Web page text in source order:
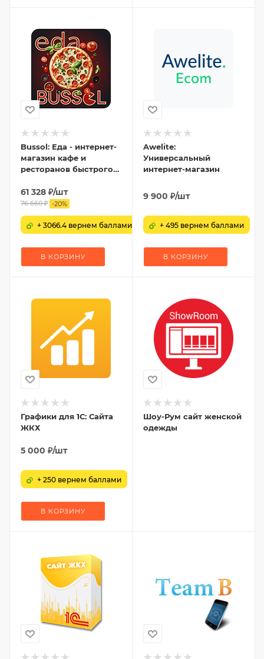
Bussol: Еда - интернет-
магазин кафе и
ресторанов быстрого
61 328 ₽/шт
76 660₽ -20%
+ 3066.4 вернем баллами
В КОРЗИНУ
Awelite:
Универсальный
интернет-магазин
9 900 ₽/шт
+ 495 вернем баллами
В КОРЗИНУ
Графики для 1С: Сайта
ЖКХ
5 000 ₽/шт
+ 250 вернем баллами
В КОРЗИНУ
Шоу-Рум сайт женской
одежды